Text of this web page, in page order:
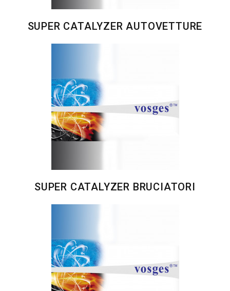
SUPER CATALYZER AUTOVETTURE
SUPER CATALYZER BRUCIATORI